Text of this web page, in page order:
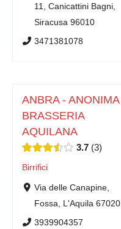
11, Canicattini Bagni,
Siracusa 96010
3471381078
ANBRA - ANONIMA
BRASSERIA
AQUILANA
3.7 3
Birrifici
Via delle Canapine,
Fossa, L'Aquila 67020
3939904357